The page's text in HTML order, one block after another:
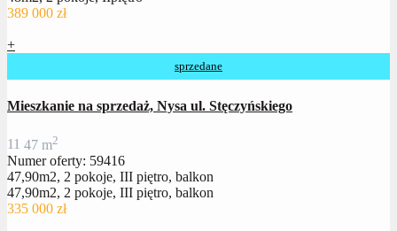
389 000 zł
+
sprzedane
Mieszkanie na sprzedaż, Nysa ul. Stęczyńskiego
11 47 m2
Numer oferty: 59416
47,90m2, 2 pokoje, III piętro, balkon
47,90m2, 2 pokoje, III piętro, balkon
335 000 zł